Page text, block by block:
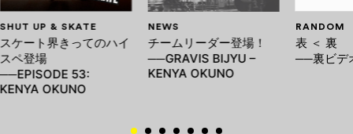
SHUT UP & SKATE
スケート界きってのハイ
スペ登場
──EPISODE 53:
KENYA OKUNO
NEWS
チームリーダー登場！
──GRAVIS BIJYU –
KENYA OKUNO
RANDOM
表 ＜ 裏
──裏ビデ